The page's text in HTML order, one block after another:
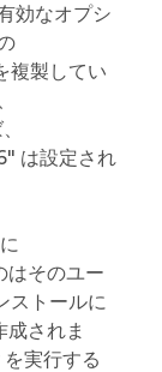
効なオプシ
複製してい
は設定され
そのユー
ストールに
されま
実行する